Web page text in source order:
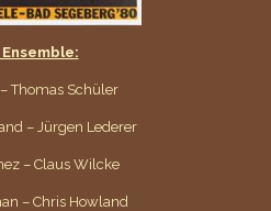
Ensemble:
Thomas Schüler
– Jürgen Lederer
– Claus Wilcke
– Chris Howland